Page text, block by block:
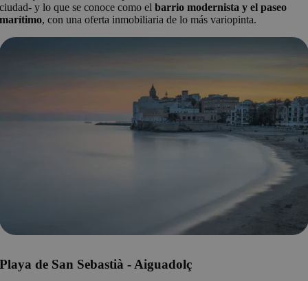
ciudad- y lo que se conoce como elbarrio modernista y el paseo
marítimo, con una oferta inmobiliaria de lo más variopinta.
Playa de San Sebastià - Aiguadolç